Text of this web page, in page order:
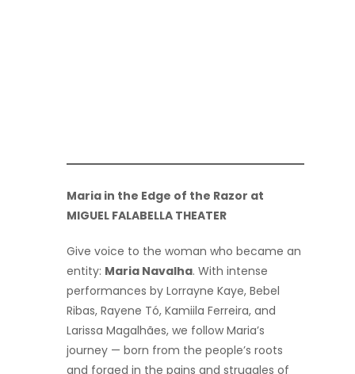
Maria in the Edge of the Razor at
MIGUEL FALABELLA THEATER
Give voice to the woman who became an
entity: Maria Navalha. With intense
performances by Lorrayne Kaye, Bebel
Ribas, Rayene Tó, Kamiila Ferreira, and
Larissa Magalhães, we follow Maria’s
journey — born from the people’s roots
and forged in the pains and struggles of